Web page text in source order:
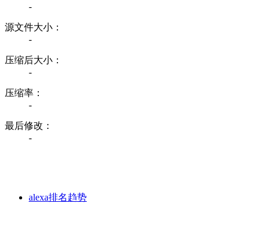
-
源文件大小：
-
压缩后大小：
-
压缩率：
-
最后修改：
-
alexa排名趋势